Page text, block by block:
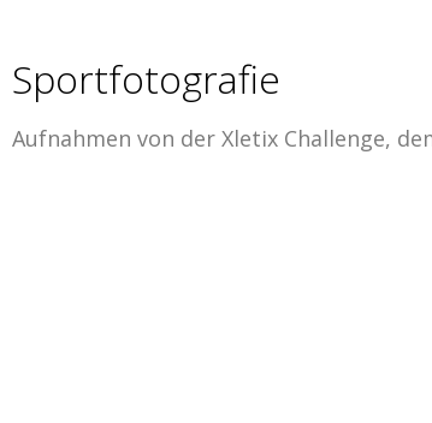
Sportfotografie
Aufnahmen von der Xletix Challenge,